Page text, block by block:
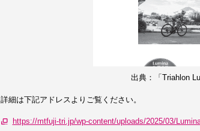
出典：「Triahlon
詳細は下記アドレスよりご覧ください。
https://mtfuji-tri.jp/wp-content/uploads/2025/03/